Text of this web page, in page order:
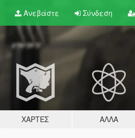
Ανεβάστε Σύνδεση
ΧΆΡΤΕΣ ΆΛΛΑ